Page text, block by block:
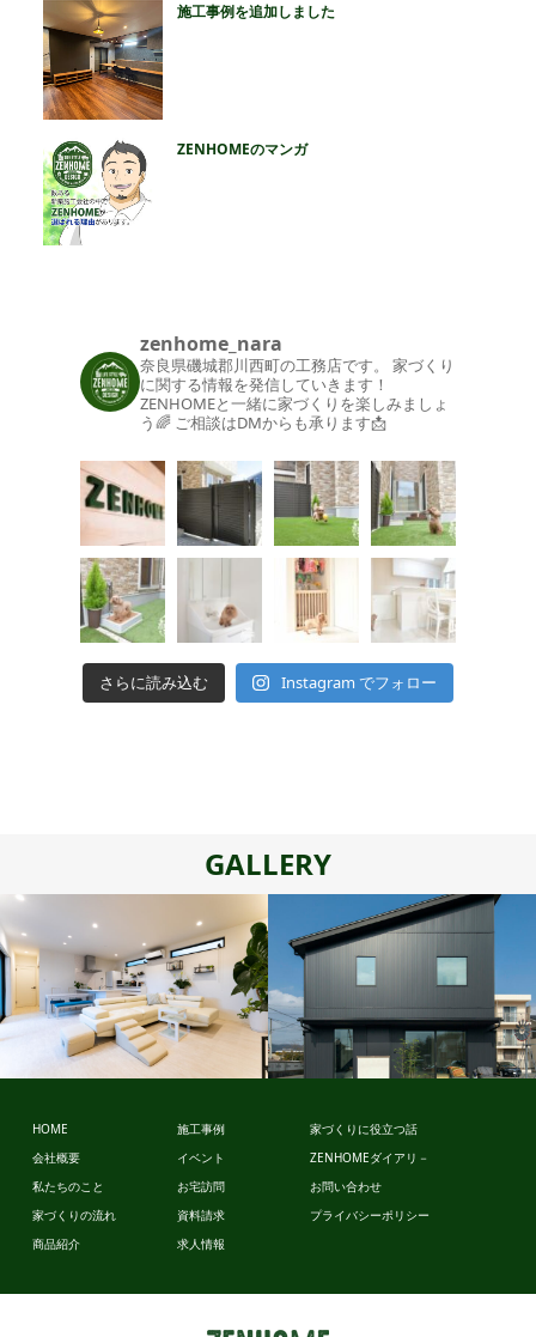
施工事例を追加しました
ZENHOMEのマンガ
zenhome_nara
奈良県磯城郡川西町の工務店です。
家づくり
に関する情報を発信していきます！
ZENHOMEと一緒に家づくりを楽しみましょ
う🌈 ご相談はDMからも承ります📩
さらに読み込む Instagram でフォロー
GALLERY
ビュッフェ
スタイル
スタイルデ
ザイン
HOME
会社概要
私たちのこと
家づくりの流れ
商品紹介
施工事例
イベント
お宅訪問
資料請求
求人情報
家づくりに役立つ話
ZENHOMEダイアリ－
お問い合わせ
プライバシーポリシー